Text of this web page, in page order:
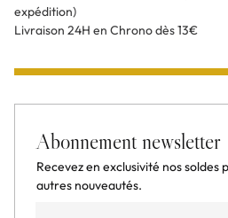
expédition)
Livraison 24H en Chrono dès 13€
Abonnement newsletter
Recevez en exclusivité nos soldes
autres nouveautés.